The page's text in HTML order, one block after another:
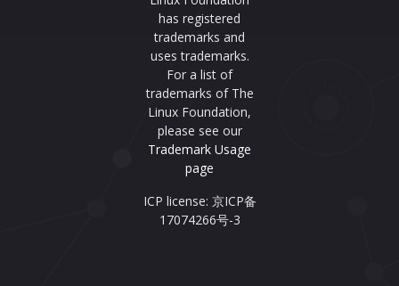
has registered
trademarks and
uses trademarks.
For a list of
trademarks of The
Linux Foundation,
please see our
Trademark Usage
page
ICP license: 京ICP备
17074266号-3